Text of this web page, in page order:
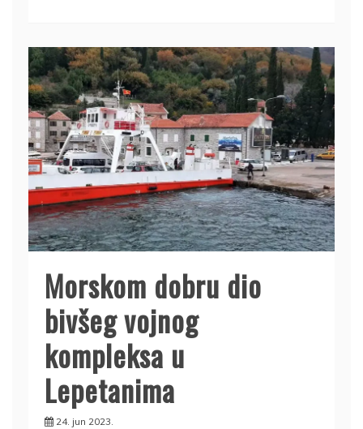
Morskom dobru dio
bivšeg vojnog
kompleksa u
Lepetanima
24. jun 2023.